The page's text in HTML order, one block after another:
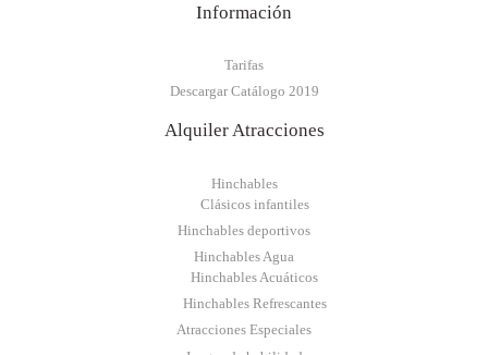
Información
Tarifas
Descargar Catálogo 2019
Alquiler Atracciones
Hinchables
Clásicos infantiles
Hinchables deportivos
Hinchables Agua
Hinchables Acuáticos
Hinchables Refrescantes
Atracciones Especiales